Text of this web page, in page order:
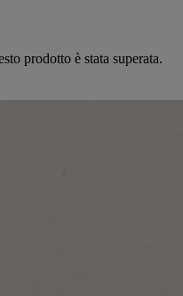
prodotto è stata superata.